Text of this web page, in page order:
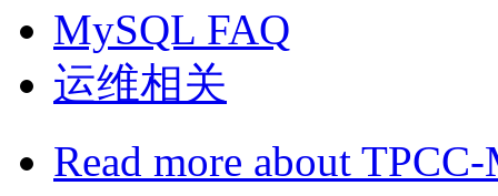
MySQL FAQ
运维相关
Read more about